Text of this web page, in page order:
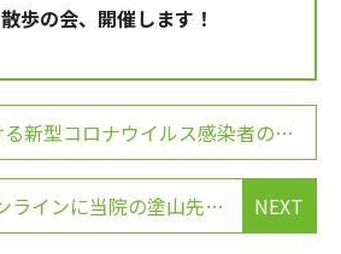
散歩の会、開催します！
当院における新型コロナウイルス感染者の発生に関する重要なお知らせ （第2報）
NEXT
幻冬舎ゴールドオンラインに当院の塗山先生の記事が掲載されました。